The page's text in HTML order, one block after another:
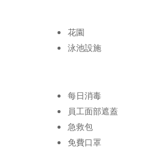
花園
泳池設施
每日消毒
員工面部遮蓋
急救包
免費口罩